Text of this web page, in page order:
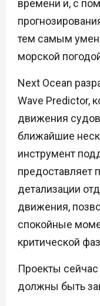
времени и, с
тем самым
морской
Next Ocean
Wave Predictor,
движения
ближайшие
инструмент
предоставляет
детализации
движения,
спокойные
критической
Проекты
должны быть